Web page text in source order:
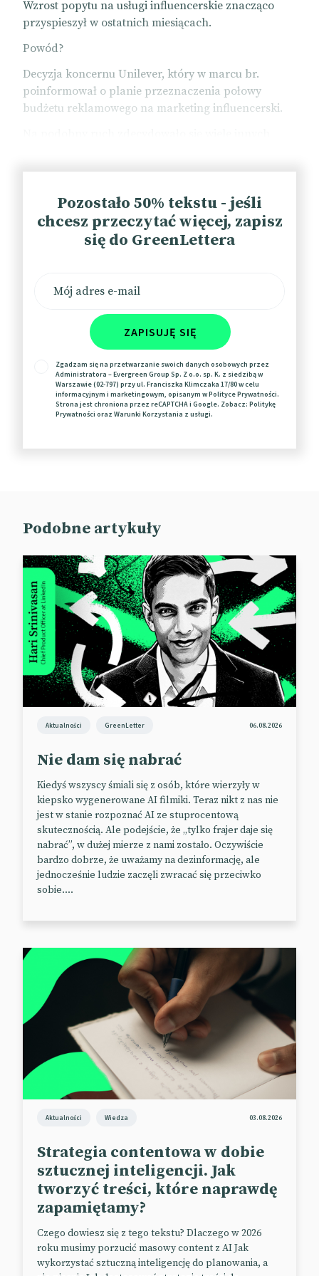
Wzrost popytu na usługi influencerskie znacząco
przyspieszył w ostatnich miesiącach.
Powód?
Decyzja koncernu Unilever, który w marcu br.
poinformował o planie przeznaczenia połowy
budżetu reklamowego na marketing influencerski.
Trend potwierdzają również agencje, które od
wiosny notują skokowy wzrost wydatków klientów i
liczby zapytań o kampanie z twórcami.
„drobnych twórców” współpracujących agencją
Z wypowiedzi innych agencji też wynika, że
influencerzy coraz częściej odgrywają kluczową rolę
w budowaniu wizerunku marki, a niekiedy stanowią
fundament jej strategii.
To już wiecie, dokąd uciekać przed automatyzacją.
dostarczają inspiracji – jak w przypadku teasera
Budując napięcie przed premierą swojego
najnowszego smartfona, Google zakpił z wpadki
Apple.
Firma z Cupertino zapowiedziała aktualizację Siri i
iOS w iPhone’ie 16 na kwiecień tego roku, ale finalnie
premiera została przesunięta na wiosnę przyszłego
roku.
(ang. wkrótce), głos z offu podpowiada: „Jeśli
wkrótce, ale wkrótce oznacza cały rok, możesz
zmienić swoją definicję słowa ‘wkrótce’ lub po prostu
zmienić telefon”.
Tylko co by tu wybrać?
Podobno modne są dumbphone’y.
📰Tech360
Kis Cafe przegrała z viralem
Kis Cafe.
Restauracja z San Francisco musiała zwinąć interes
po konfrontacji z tiktokerką.
Influencerka kulinarna o imieniu Karla, posługująca
się nickiem @itskarlabb, wdała się w sprzeczkę z
szefem kuchni. Poszło o planowaną współpracę.
Ostatecznie jednak manager lokalu nie był
Pozostało 50% tekstu - jeśli
chcesz przeczytać więcej, zapisz
się do GreenLettera
ZAPISUJĘ SIĘ
Zgadzam się na przetwarzanie swoich danych osobowych przez
Administratora – Evergreen Group Sp. Z o.o. sp. K. z siedzibą w
Warszawie (02-797) przy ul. Franciszka Klimczaka 17/80 w celu
informacyjnym i marketingowym, opisanym wPolityce Prywatności.
Strona jest chroniona przez reCAPTCHA i Google. Zobacz: Politykę
Prywatności oraz Warunki Korzystania z usługi.
Podobne artykuły
Aktualności GreenLetter 06.08.2026
Nie dam się nabrać
Kiedyś wszyscy śmiali się z osób, które wierzyły w
kiepsko wygenerowane AI filmiki. Teraz nikt z nas nie
jest w stanie rozpoznać AI ze stuprocentową
skutecznością. Ale podejście, że „tylko frajer daje się
nabrać”, w dużej mierze z nami zostało. Oczywiście
bardzo dobrze, że uważamy na dezinformację, ale
jednocześnie ludzie zaczęli zwracać się przeciwko
sobie....
Aktualności Wiedza 03.08.2026
Strategia contentowa w dobie
sztucznej inteligencji. Jak
tworzyć treści, które naprawdę
zapamiętamy?
Czego dowiesz się z tego tekstu? Dlaczego w 2026
roku musimy porzucić masowy content z AI Jak
wykorzystać sztuczną inteligencję do planowania, a